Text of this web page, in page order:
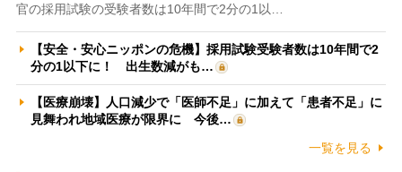
官の採用試験の受験者数は10年間で2分の1以…
【安全・安心ニッポンの危機】採用試験受験者数は10年間で2
分の1以下に！ 出生数減がも…
【医療崩壊】人口減少で「医師不足」に加えて「患者不足」に
見舞われ地域医療が限界に 今後…
一覧を見る